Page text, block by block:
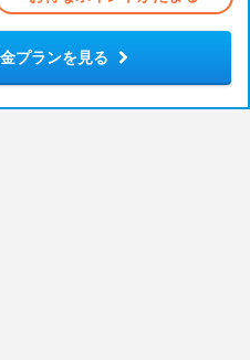
プランを見る